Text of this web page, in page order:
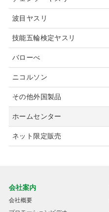
波目ヤスリ
技能五輪検定ヤスリ
バローべ
ニコルソン
その他外国製品
ホームセンター
ネット限定販売
会社案内
会社概要